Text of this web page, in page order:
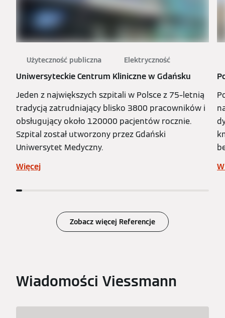
Użyteczność publiczna Elektryczność
Uniwersyteckie Centrum Kliniczne w Gdańsku
Jeden z największych szpitali w Polsce z 75–letnią
tradycją zatrudniający blisko 3800 pracowników i
obsługujący około 120000 pacjentów rocznie.
Szpital został utworzony przez Gdański
Uniwersytet Medyczny.
Więcej
Zobacz więcej Referencje
Wiadomości Viessmann